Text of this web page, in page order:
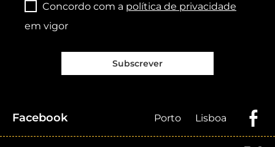
Concordo com a política de privacidade
em vigor
Subscrever
Facebook Porto Lisboa